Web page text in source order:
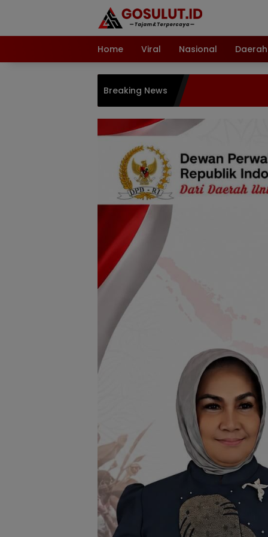
Home Viral Nasional Daerah
Breaking News